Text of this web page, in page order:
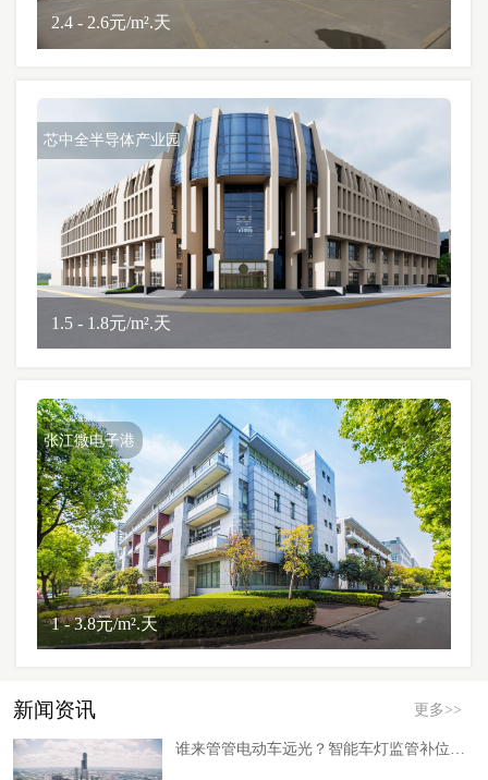
2.4 - 2.6元/m².天
芯中全半导体产业园
1.5 - 1.8元/m².天
张江微电子港
1 - 3.8元/m².天
新闻资讯 更多>>